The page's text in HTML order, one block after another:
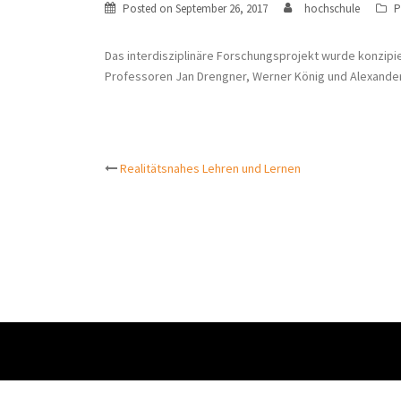
Posted on September 26, 2017 hochschule
Das interdisziplinäre Forschungsprojekt wurde
Professoren Jan Drengner, Werner König und
Post
Realitätsnahes Lehren und Lernen